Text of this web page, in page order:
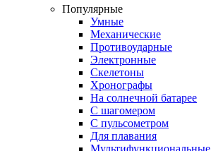
Популярные
Умные
Механические
Противоударные
Электронные
Скелетоны
Хронографы
На солнечной батарее
С шагомером
С пульсометром
Для плавания
Мультифункциональные